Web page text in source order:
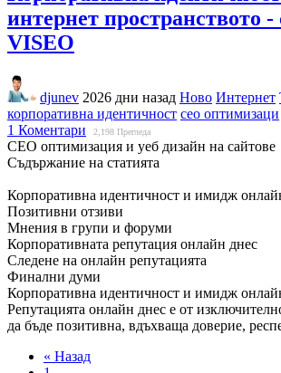
интернет пространството -
VISEO
djunev 2026 дни назад Ново Интернет
корпоративна идентичност сео оптимизаци
1 Коментари
2,198 Прегледа
СЕО оптимизация и уеб дизайн на сайтове
Съдържание на статията
Корпоративна идентичност и имидж
Позитивни отзиви
Мнения в групи и форуми
Корпоративната репутация онлайн днес
Следене на онлайн репутацията
Финални думи
Корпоративна идентичност и имидж
Репутацията онлайн днес е от
да бъде позитивна, вдъхваща доверие,
« Назад